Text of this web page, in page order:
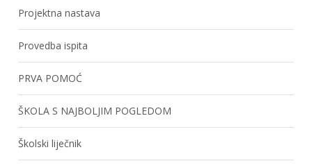
Projektna nastava
Provedba ispita
PRVA POMOĆ
ŠKOLA S NAJBOLJIM POGLEDOM
Školski liječnik